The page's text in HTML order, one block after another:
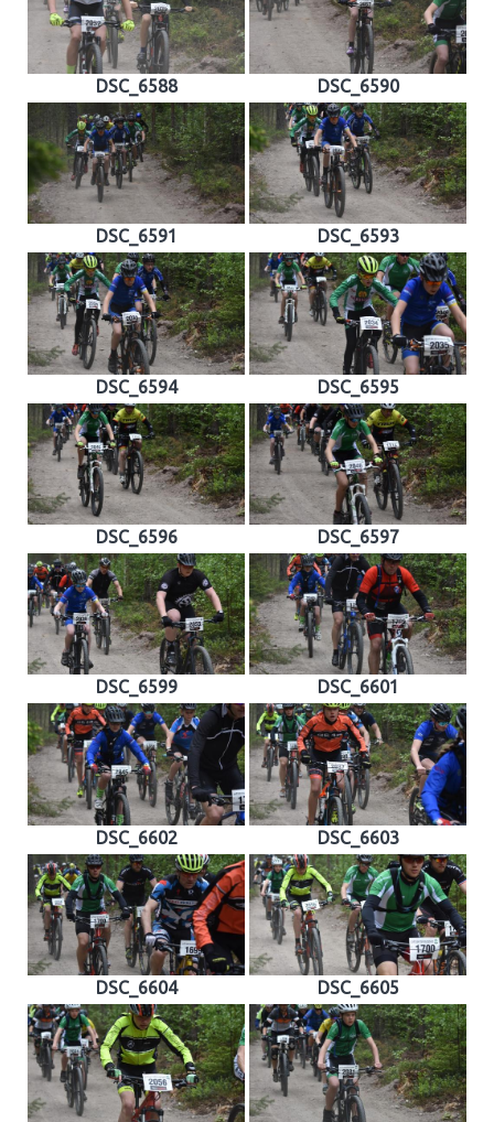
DSC_6588 DSC_6590
DSC_6591 DSC_6593
DSC_6594 DSC_6595
DSC_6596 DSC_6597
DSC_6599 DSC_6601
DSC_6602 DSC_6603
DSC_6604 DSC_6605